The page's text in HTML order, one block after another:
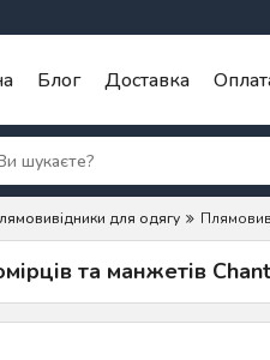
Блог Доставка
для одягу
та манжетів